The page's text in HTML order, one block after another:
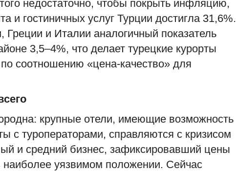
недостаточно, чтобы покрыть инфляцию,
и гостиничных услуг Турции достигла 31,6%.
и Италии аналогичный показатель
3,5–4%, что делает турецкие курорты
соотношению «цена-качество» для
крупные отели, имеющие возможность
с туроператорами, справляются с кризисом
и средний бизнес, зафиксировавший цены
наиболее уязвимом положении. Сейчас